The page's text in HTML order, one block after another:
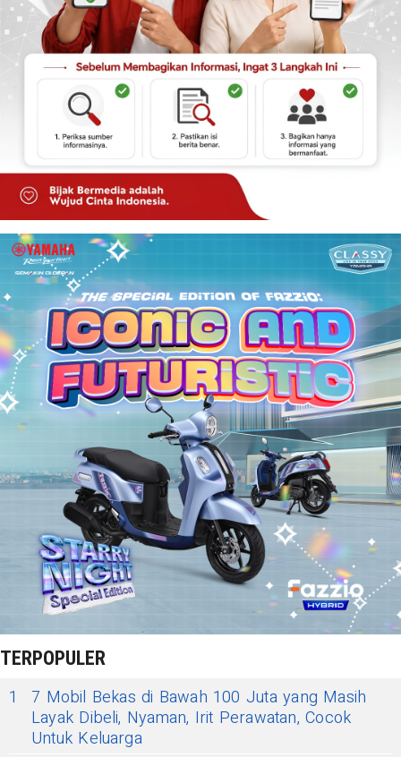
TERPOPULER
1
7 Mobil Bekas di Bawah 100 Juta yang Masih
Layak Dibeli, Nyaman, Irit Perawatan, Cocok
Untuk Keluarga